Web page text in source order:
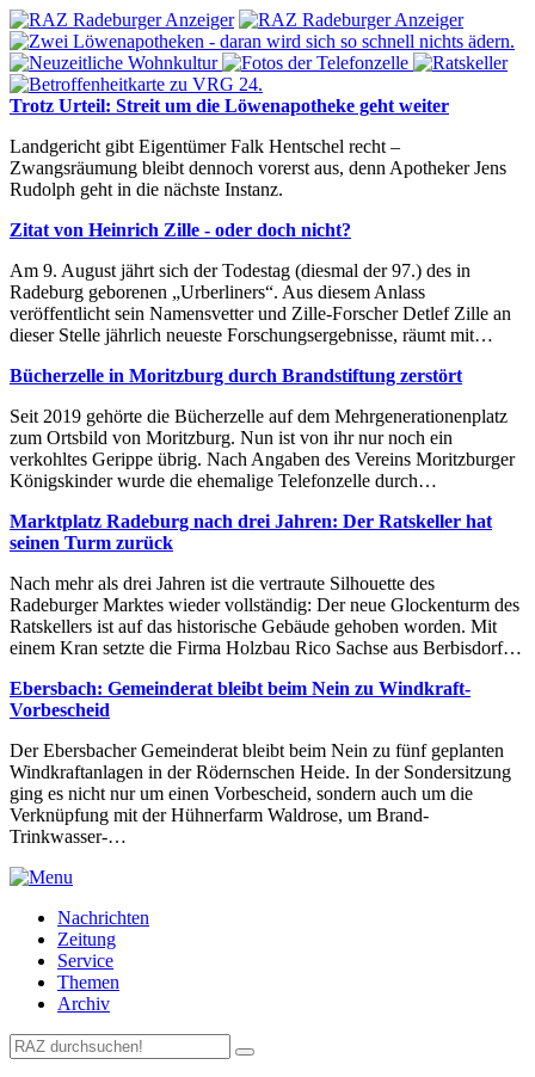
Trotz Urteil: Streit um die Löwenapotheke geht weiter
Landgericht gibt Eigentümer Falk Hentschel recht –
Zwangsräumung bleibt dennoch vorerst aus, denn Apotheker Jens
Rudolph geht in die nächste Instanz.
Zitat von Heinrich Zille - oder doch nicht?
Am 9. August jährt sich der Todestag (diesmal der 97.) des in
Radeburg geborenen „Urberliners“. Aus diesem Anlass
veröffentlicht sein Namensvetter und Zille-Forscher Detlef Zille an
dieser Stelle jährlich neueste Forschungsergebnisse, räumt mit…
Bücherzelle in Moritzburg durch Brandstiftung zerstört
Seit 2019 gehörte die Bücherzelle auf dem Mehrgenerationenplatz
zum Ortsbild von Moritzburg. Nun ist von ihr nur noch ein
verkohltes Gerippe übrig. Nach Angaben des Vereins Moritzburger
Königskinder wurde die ehemalige Telefonzelle durch…
Marktplatz Radeburg nach drei Jahren: Der Ratskeller hat
seinen Turm zurück
Nach mehr als drei Jahren ist die vertraute Silhouette des
Radeburger Marktes wieder vollständig: Der neue Glockenturm des
Ratskellers ist auf das historische Gebäude gehoben worden. Mit
einem Kran setzte die Firma Holzbau Rico Sachse aus Berbisdorf…
Ebersbach: Gemeinderat bleibt beim Nein zu Windkraft-
Vorbescheid
Der Ebersbacher Gemeinderat bleibt beim Nein zu fünf geplanten
Windkraftanlagen in der Rödernschen Heide. In der Sondersitzung
ging es nicht nur um einen Vorbescheid, sondern auch um die
Verknüpfung mit der Hühnerfarm Waldrose, um Brand-
Trinkwasser-…
Nachrichten
Zeitung
Service
Themen
Archiv